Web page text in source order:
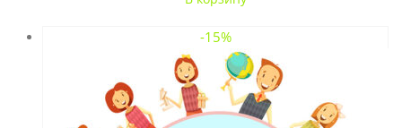
-15%